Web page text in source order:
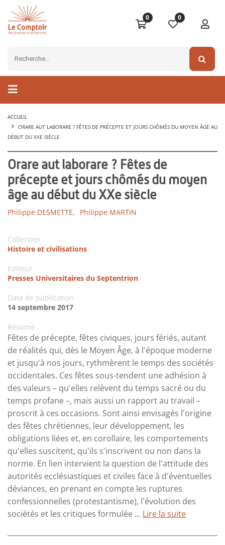
0 0
ACCUEIL
ORARE AUT LABORARE ? FÊTES DE PRÉCEPTE ET JOURS CHÔMÉS DU MOYEN ÂGE AU
DÉBUT DU XXE SIÈCLE
Orare aut laborare ? Fêtes de
précepte et jours chômés du moyen
âge au début du XXe siècle
Philippe DESMETTE, Philippe MARTIN
Collection
Histoire et civilisations
Editeur
Presses Universitaires du Septentrion
Date de publication
14 septembre 2017
Résumé
Fêtes de précepte, fêtes civiques, jours fériés, autant
de réalités qui, dès le Moyen Âge, à l'époque moderne
et jusqu'à nos jours, rythmèrent le temps des sociétés
occidentales. Ces fêtes sous-tendent une adhésion à
des valeurs – qu'elles relèvent du temps sacré ou du
temps profane –, mais aussi un rapport au travail –
proscrit à ces occasions. Sont ainsi envisagés l'origine
des fêtes chrétiennes, leur développement, les
obligations liées et, en corollaire, les comportements
qu'elles suscitent, qu'ils s'inscrivent ou non dans la
norme. En lien intervient la question de l'attitude des
autorités ecclésiastiques et civiles face à d'éventuelles
déviances, en prenant en compte les ruptures
confessionnelles (protestantisme), l'évolution des
sociétés et les critiques formulée ... Lire la suite